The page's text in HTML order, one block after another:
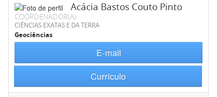
Acácia Bastos Couto Pinto
COORDENADOR(A)
CIÊNCIAS EXATAS E DA TERRA
Geociências
E-mail
Currículo